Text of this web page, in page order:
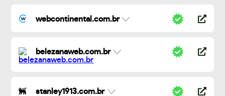
webcontinental.com.br
belezanaweb.com.br
stanley1913.com.br